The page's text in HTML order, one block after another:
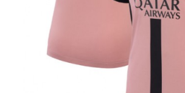
Zaključek nakupa